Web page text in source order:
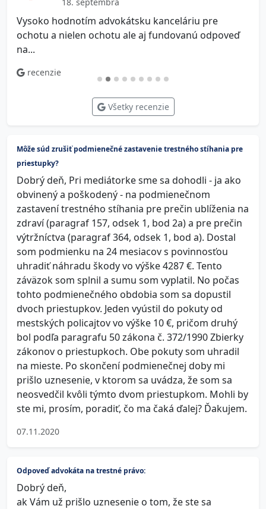
Vysoko hodnotím advokátsku kanceláriu pre
ochotu a nielen ochotu ale aj fundovanú odpoveď
na...
recenzie
Všetky recenzie
Môže súd zrušiť podmienečné zastavenie trestného stíhania pre
priestupky?
Dobrý deň, Pri mediátorke sme sa dohodli - ja ako
obvinený a poškodený - na podmienečnom
zastavení trestného stíhania pre prečin ublíženia na
zdraví (paragraf 157, odsek 1, bod 2a) a pre prečin
výtržníctva (paragraf 364, odsek 1, bod a). Dostal
som podmienku na 24 mesiacov s povinnosťou
uhradiť náhradu škody vo výške 4287 €. Tento
záväzok som splnil a sumu som vyplatil. No počas
tohto podmienečného obdobia som sa dopustil
dvoch priestupkov. Jeden vyústil do pokuty od
mestských policajtov vo výške 10 €, pričom druhý
bol podľa paragrafu 50 zákona č. 372/1990 Zbierky
zákonov o priestupkoch. Obe pokuty som uhradil
na mieste. Po skončení podmienečnej doby mi
prišlo uznesenie, v ktorom sa uvádza, že som sa
neosvedčil kvôli týmto dvom priestupkom. Mohli by
ste mi, prosím, poradiť, čo ma čaká ďalej? Ďakujem.
07.11.2020
Odpoveď advokáta na trestné právo:
Dobrý deň,
ak Vám už prišlo uznesenie o tom, že ste sa